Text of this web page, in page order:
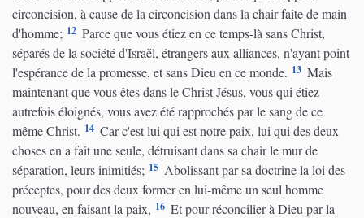
circoncision, à cause de la circoncision dans la chair faite de main
d'homme; 12 Parce que vous étiez en ce temps-là sans Christ,
séparés de la société d'Israël, étrangers aux alliances, n'ayant point
l'espérance de la promesse, et sans Dieu en ce monde. 13 Mais
maintenant que vous êtes dans le Christ Jésus, vous qui étiez
autrefois éloignés, vous avez été rapprochés par le sang de ce
même Christ. 14 Car c'est lui qui est notre paix, lui qui des deux
choses en a fait une seule, détruisant dans sa chair le mur de
séparation, leurs inimitiés; 15 Abolissant par sa doctrine la loi des
préceptes, pour des deux former en lui-même un seul homme
nouveau, en faisant la paix, 16 Et pour réconcilier à Dieu par la